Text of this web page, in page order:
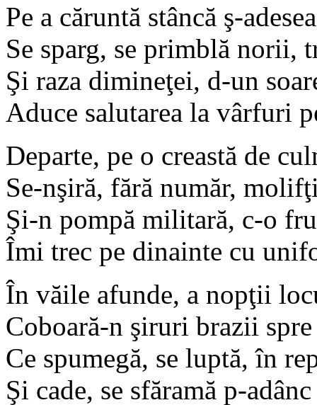
Pe a căruntă stâncă ş-
Se sparg, se primblă norii,
Şi raza dimineţei, d-un
Aduce salutarea la vârfuri
Departe, pe o creastă de
Se-nşiră, fără număr,
Şi-n pompă militară, c-o
Îmi trec pe dinainte cu
În văile afunde, a nopţii
Coboară-n şiruri brazii
Ce spumegă, se luptă, în
Şi cade, se sfăramă p-